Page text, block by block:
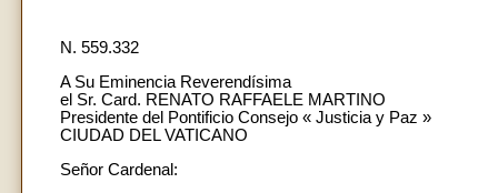
N. 559.332
A Su Eminencia Reverendísima
el Sr. Card. RENATO RAFFAELE MARTINO
Presidente del Pontificio Consejo « Justicia y Paz »
CIUDAD DEL VATICANO
Señor Cardenal: